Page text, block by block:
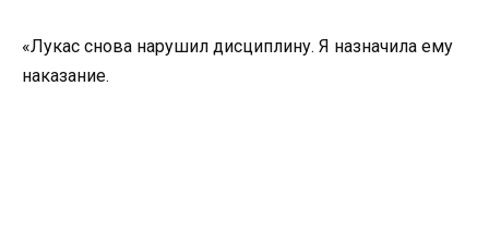
«Лукас снова нарушил дисциплину. Я назначила ему
наказание.